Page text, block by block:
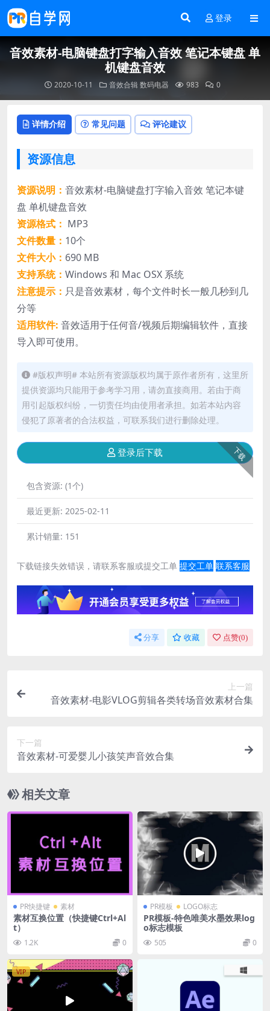
登录
音效素材-电脑键盘打字输入音效 笔记本键盘 单
机键盘音效
2020-10-11 音效合辑数码电器 983 0
详情介绍 常见问题 评论建议
资源信息
资源说明： 音效素材-电脑键盘打字输入音效 笔记本键
盘 单机键盘音效
资源格式： MP3
文件数量： 10个
文件大小： 690 MB
支持系统： Windows 和 Mac OSX 系统
注意提示： 只是音效素材，每个文件时长一般几秒到几
分等
适用软件: 音效适用于任何音/视频后期编辑软件，直接
导入即可使用。
#版权声明# 本站所有资源版权均属于原作者所有，这里所
提供资源均只能用于参考学习用，请勿直接商用。若由于商
用引起版权纠纷，一切责任均由使用者承担。如若本站内容
侵犯了原著者的合法权益，可联系我们进行删除处理。
下载
登录后下载
包含资源: (1个)
最近更新: 2025-02-11
累计销量: 151
下载链接失效错误，请联系客服或提交工单 提交工单 联系客服
分享 收藏 点赞(0)
上一篇
音效素材-电影VLOG剪辑各类转场音效素材合集
下一篇
音效素材-可爱婴儿小孩笑声音效合集
相关文章
PR快捷键 素材
素材互换位置（快捷键Ctrl+Al
t）
1.2K 0
PR模板 LOGO标志
PR模板-特色唯美水墨效果log
o标志模板
505 0
VIP